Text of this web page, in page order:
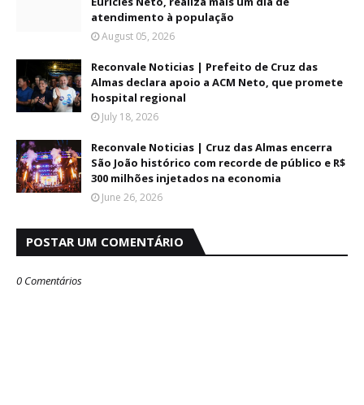
atendimento à população
August 05, 2026
Reconvale Noticias | Prefeito de Cruz das
Almas declara apoio a ACM Neto, que promete
hospital regional
July 18, 2026
Reconvale Noticias | Cruz das Almas encerra
São João histórico com recorde de público e R$
300 milhões injetados na economia
June 26, 2026
POSTAR UM COMENTÁRIO
0 Comentários